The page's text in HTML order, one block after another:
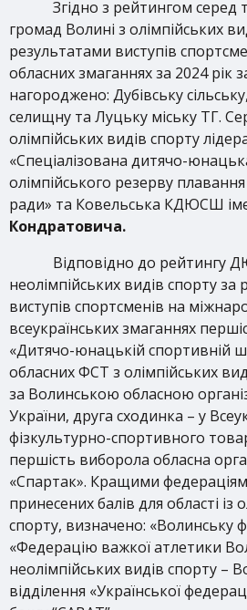
Згідно з рейтингом серед
громад Волині з олімпійських
результатами виступів
обласних змаганнях за 2024 рік
нагороджено: Дубівську
селищну та Луцьку міську ТГ.
олімпійських видів спорту
«Спеціалізована дитячо-
олімпійського резерву
ради» та Ковельська КДЮСШ
Кондратовича.
Відповідно до рейтингу
неолімпійських видів спорту за
виступів спортсменів на
всеукраїнських змаганнях
«Дитячо-юнацькій спортивній
обласних ФСТ з олімпійських
за Волинською обласною
України, друга сходинка – у
фізкультурно-спортивного
першість виборола обласна
«Спартак». Кращими
принесених балів для області із
спорту, визначено: «Волинську
«Федерацію важкої атлетики
неолімпійських видів спорту –
відділення «Української